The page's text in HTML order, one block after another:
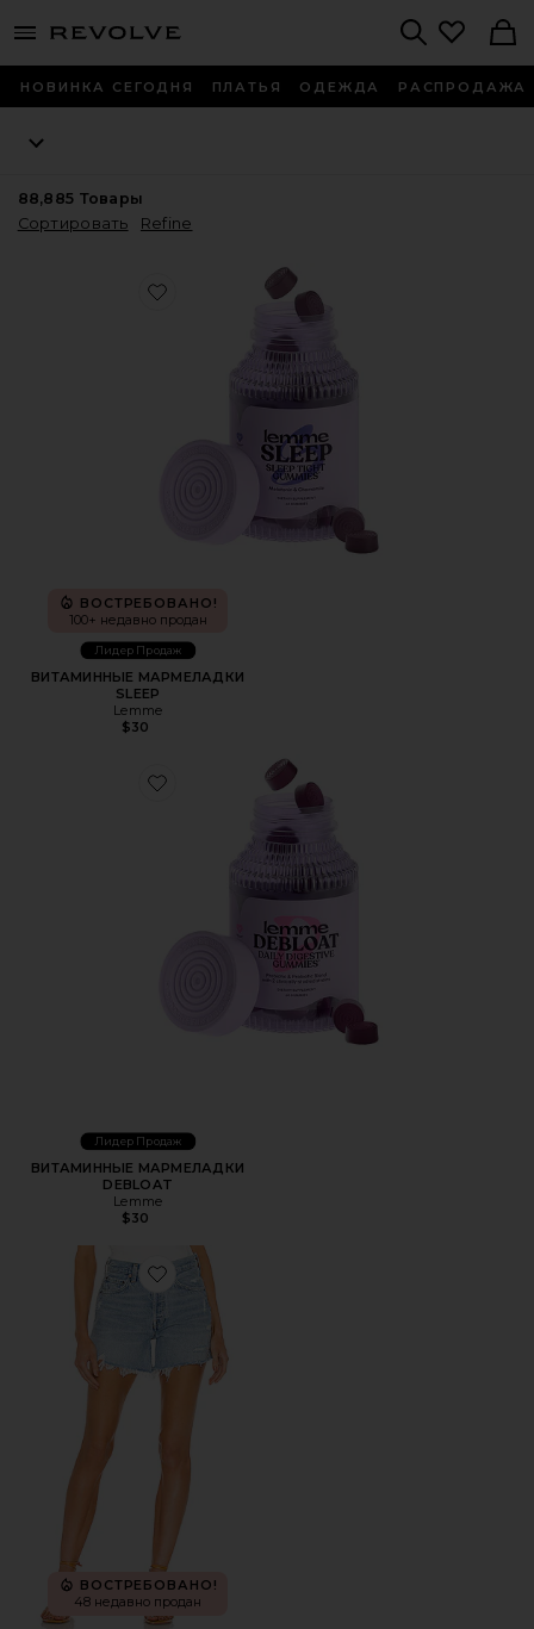
menu - shows more content
НОВИНКА СЕГОДНЯ ПЛАТЬЯ ОДЕЖДА РАСПРОДАЖА
88,885 Товары
Сортировать
Refine
Favorite ВИТАМИННЫЕ МАРМЕЛАДКИ SLEEP
ВОСТРЕБОВАНО!
100+ недавно продан
Лидер Продаж
ВИТАМИННЫЕ МАРМЕЛАДКИ
SLEEP
Lemme
$30
Favorite ВИТАМИННЫЕ МАРМЕЛАДКИ DEBLOAT
Лидер Продаж
ВИТАМИННЫЕ МАРМЕЛАДКИ
DEBLOAT
Lemme
$30
Favorite ШОРТЫ PARKER LONG
ВОСТРЕБОВАНО!
48 недавно продан